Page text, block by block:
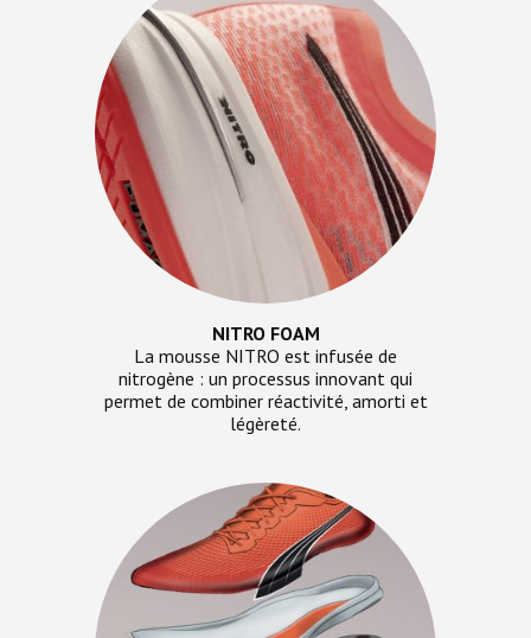
NITRO FOAM
La mousse NITRO est infusée de
nitrogène : un processus innovant qui
permet de combiner réactivité, amorti et
légèreté.